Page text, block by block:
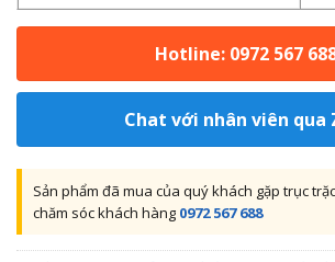
Hotline: 0972 567
Chat với nhân viên qua
Sản phẩm đã mua của quý khách gặp trục
chăm sóc khách hàng 0972 567 688